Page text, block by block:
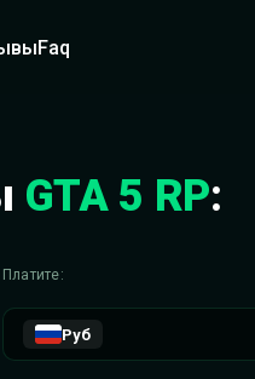
Faq
GTA 5 RP:
Платите:
Руб